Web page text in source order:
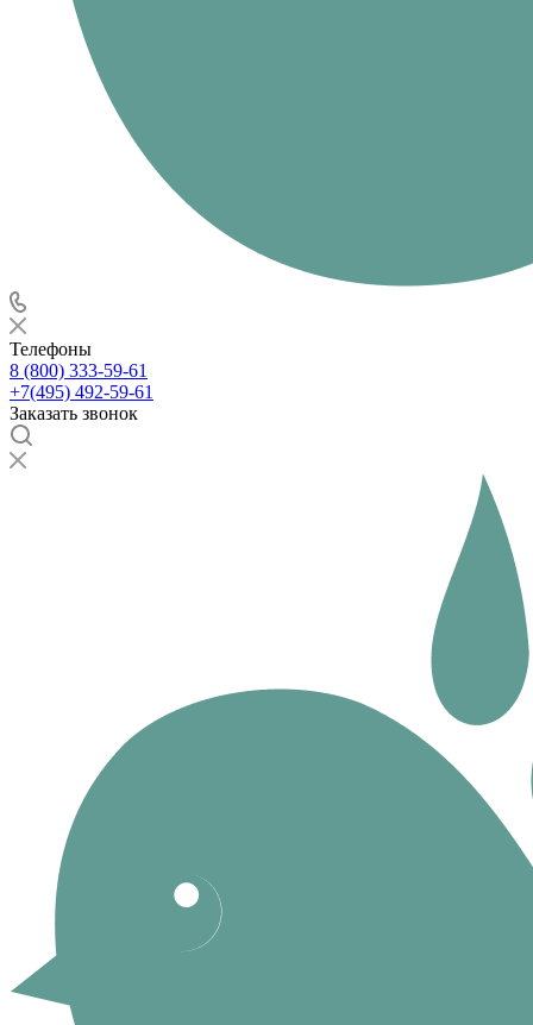
Телефоны
8 (800) 333-59-61
+7(495) 492-59-61
Заказать звонок